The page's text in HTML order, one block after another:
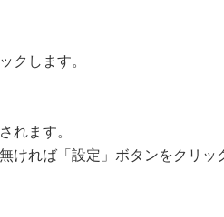
クします。
れます。
ければ「設定」ボタンをクリッ